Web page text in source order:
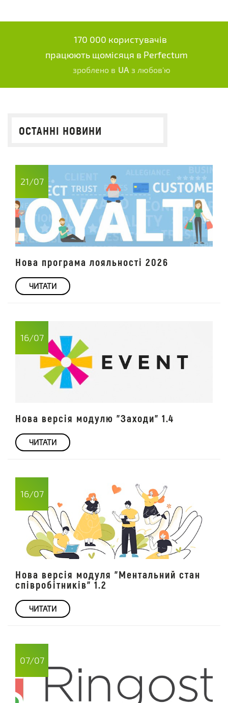
170 000 користувачів
працюють щомісяця в Perfectum
зроблено в UA з любов'ю
ОСТАННІ НОВИНИ
21/07
Нова програма лояльності 2026
ЧИТАТИ
16/07
Нова версія модулю "Заходи" 1.4
ЧИТАТИ
16/07
Нова версія модуля "Ментальний стан
співробітників" 1.2
ЧИТАТИ
07/07